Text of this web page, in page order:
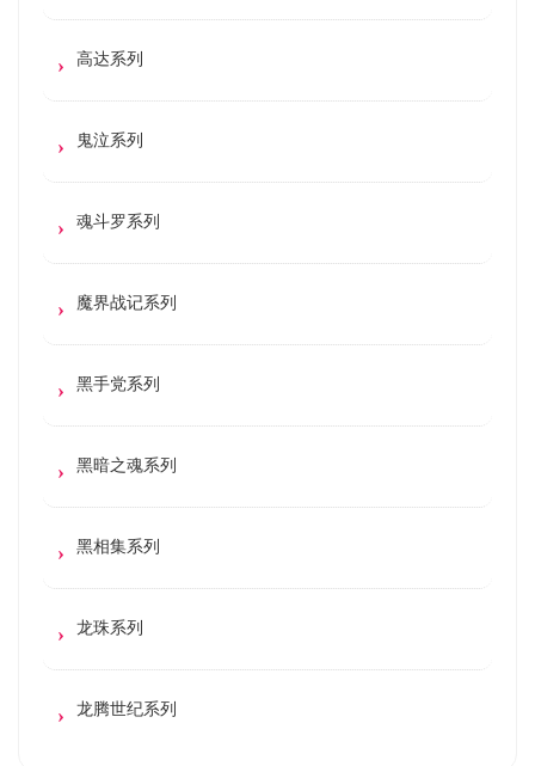
高达系列
鬼泣系列
魂斗罗系列
魔界战记系列
黑手党系列
黑暗之魂系列
黑相集系列
龙珠系列
龙腾世纪系列